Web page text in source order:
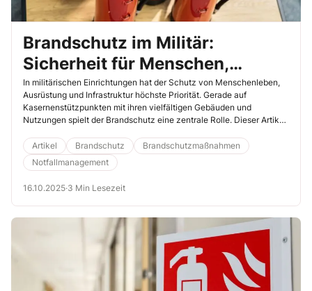
Brandschutz im Militär:
Sicherheit für Menschen,
Ausrüstung und Infrastruktur
In militärischen Einrichtungen hat der Schutz von Menschenleben,
Ausrüstung und Infrastruktur höchste Priorität. Gerade auf
Kasernenstützpunkten mit ihren vielfältigen Gebäuden und
Nutzungen spielt der Brandschutz eine zentrale Rolle. Dieser Artikel
Maßnahmen und Herausforderungen des Brandschutzes in
militärischen Einrichtungen, wobei verschiedene Objekte am
Beispiel eines typischen Kasernenstützpunkts berücksichtigt
Artikel Brandschutz
Brandschutzmaßnahmen
Notfallmanagement
16.10.2025·3 Min Lesezeit